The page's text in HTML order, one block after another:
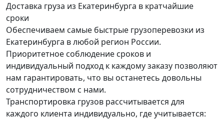
Доставка груза из Екатеринбурга в кратчайшие
сроки
Обеспечиваем самые быстрые грузоперевозки из
Екатеринбурга в любой регион России.
Приоритетное соблюдение сроков и
индивидуальный подход к каждому заказу позволяют
нам гарантировать, что вы останетесь довольны
сотрудничеством с нами.
Транспортировка грузов рассчитывается для
каждого клиента индивидуально, где учитывается: